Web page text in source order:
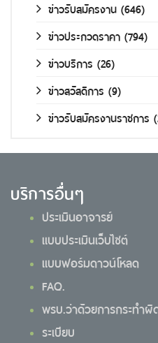
ข่าวรับสมัครงาน (646)
ข่าวประกวดราคา (794)
ข่าวบริการ (26)
ข่าวสวัสดิการ (9)
ข่าวรับสมัครงานราชการ
บริการอื่นๆ
ประเมินอาจารย์
แบบประเมินเว็บไซต์
แบบฟอร์มดาวน์โหลด
FAQ.
พรบ.ว่าด้วยการกระทำ
ระเบียบ